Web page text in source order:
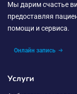
Мы дарим счастье
предоставляя
помощи и сервиса.
Онлайн запись
Услуги